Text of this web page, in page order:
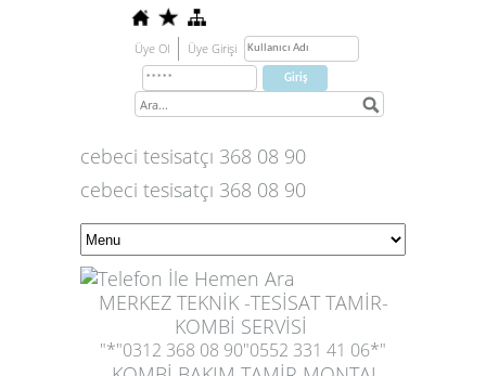
Üye Ol Üye Girişi
cebeci tesisatçı 368 08 90
cebeci tesisatçı 368 08 90
MERKEZ TEKNİK -TESİSAT TAMİR-
KOMBİ SERVİSİ
"*"0312 368 08 90"0552 331 41 06*"